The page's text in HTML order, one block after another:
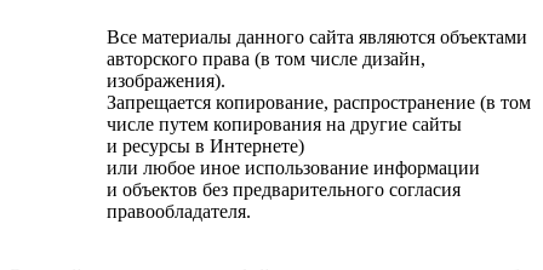
Все материалы данного сайта являются объектами
авторского права (в том числе дизайн,
изображения).
Запрещается копирование, распространение (в том
числе путем копирования на другие сайты
и ресурсы в Интернете)
или любое иное использование информации
и объектов без предварительного согласия
правообладателя.